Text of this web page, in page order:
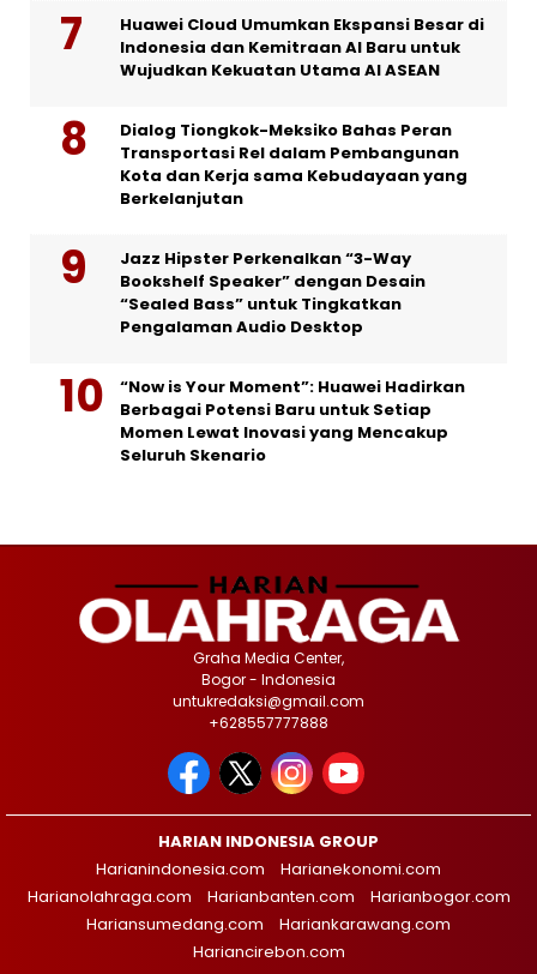
Huawei Cloud Umumkan Ekspansi Besar di
Indonesia dan Kemitraan AI Baru untuk
Wujudkan Kekuatan Utama AI ASEAN
Dialog Tiongkok-Meksiko Bahas Peran
Transportasi Rel dalam Pembangunan
Kota dan Kerja sama Kebudayaan yang
Berkelanjutan
Jazz Hipster Perkenalkan “3-Way
Bookshelf Speaker” dengan Desain
“Sealed Bass” untuk Tingkatkan
Pengalaman Audio Desktop
“Now is Your Moment”: Huawei Hadirkan
Berbagai Potensi Baru untuk Setiap
Momen Lewat Inovasi yang Mencakup
Seluruh Skenario
Graha Media Center,
Bogor - Indonesia
untukredaksi@gmail.com
+628557777888
HARIAN INDONESIA GROUP
Harianindonesia.com
Harianekonomi.com
Harianolahraga.com
Harianbanten.com
Harianbogor.com
Hariansumedang.com
Hariankarawang.com
Hariancirebon.com